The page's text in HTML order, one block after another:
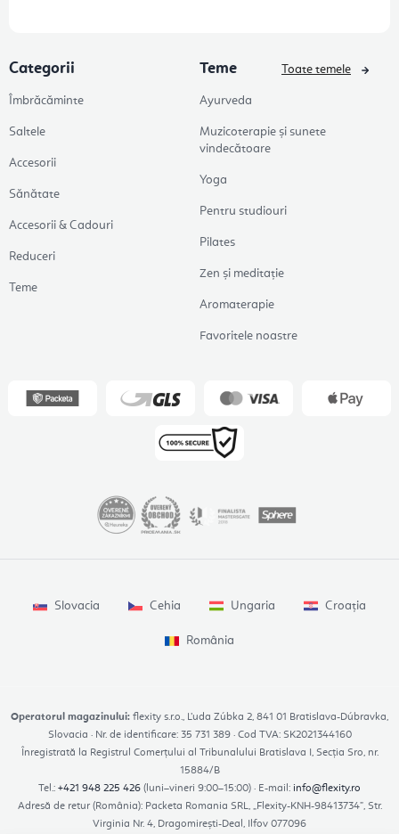
Categorii
Îmbrăcăminte
Saltele
Accesorii
Sănătate
Accesorii & Cadouri
Reduceri
Teme
Teme
Ayurveda
Muzicoterapie și sunete
vindecătoare
Yoga
Pentru studiouri
Pilates
Zen și meditație
Aromaterapie
Favoritele noastre
Toate temele
Slovacia Cehia Ungaria Croația
România
Operatorul magazinului: flexity s.r.o., Ľuda Zúbka 2, 841 01 Bratislava-Dúbravka,
Slovacia · Nr. de identificare: 35 731 389 · Cod TVA: SK2021344160
Înregistrată la Registrul Comerțului al Tribunalului Bratislava I, Secția Sro, nr.
15884/B
Tel.: +421 948 225 426 (luni–vineri 9:00–15:00) · E-mail: info@flexity.ro
Adresă de retur (România): Packeta Romania SRL, „Flexity-KNH-98413734”, Str.
Virginia Nr. 4, Dragomirești-Deal, Ilfov 077096